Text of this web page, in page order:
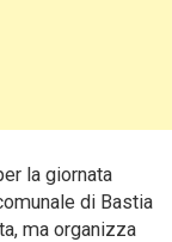
la giornata
di Bastia
ma organizza